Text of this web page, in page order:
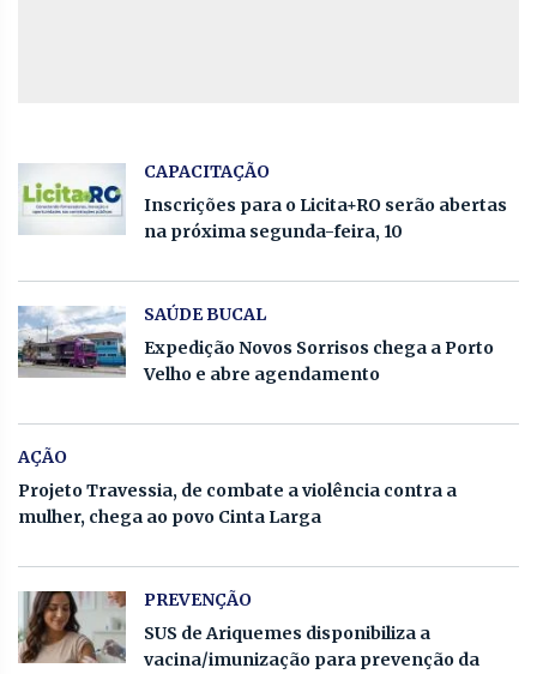
CAPACITAÇÃO
Inscrições para o Licita+RO serão abertas
na próxima segunda-feira, 10
SAÚDE BUCAL
Expedição Novos Sorrisos chega a Porto
Velho e abre agendamento
AÇÃO
Projeto Travessia, de combate a violência contra a
mulher, chega ao povo Cinta Larga
PREVENÇÃO
SUS de Ariquemes disponibiliza a
vacina/imunização para prevenção da